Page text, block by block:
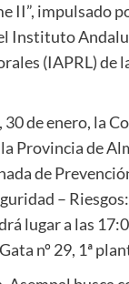
II”, impulsado
Instituto
(IAPRL) de
30 de enero, la
Provincia de
de
–
lugar a las
nº 29, 1ª